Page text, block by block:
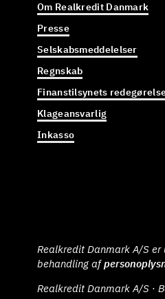
Om Realkredit Danmark
Presse
Selskabsmeddelelser
Regnskab
Finanstilsynets
Klageansvarlig
Inkasso
Realkredit Danmark A/S
behandling af
Realkredit Danmark A/S ·